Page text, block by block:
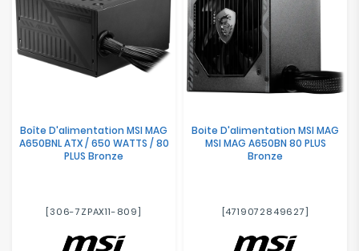
Boîte D'alimentation MSI MAG
A650BNL ATX / 650 WATTS / 80
PLUS Bronze
[306-7ZPAX11-809]
Boite D'alimentation MSI MAG
MSI MAG A650BN 80 PLUS
Bronze
[4719072849627]